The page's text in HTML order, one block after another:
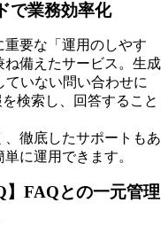
で業務効率化
要な「運用のしやす
ね備えたサービス。生成
いない問い合わせに
検索し、回答すること
徹底したサポートもあ
に運用できます。
】FAQとの一元管理